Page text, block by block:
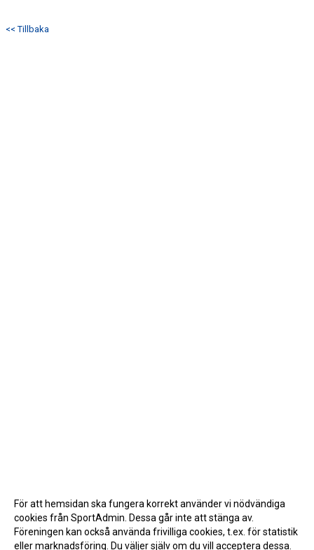
<< Tillbaka
För att hemsidan ska fungera korrekt använder vi nödvändiga
cookies från SportAdmin. Dessa går inte att stänga av.
Föreningen kan också använda frivilliga cookies, t.ex. för statistik
eller marknadsföring. Du väljer själv om du vill acceptera dessa.